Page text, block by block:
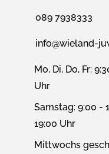
089 7938333
info@wieland-
Mo, Di, Do, Fr:
Uhr
Samstag: 9:00 -
19:00 Uhr
Mittwochs